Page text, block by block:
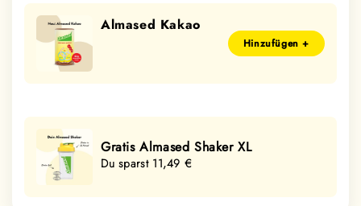
Almased Kakao
Hinzufügen +
Gratis Almased Shaker XL
Du sparst 11,49 €